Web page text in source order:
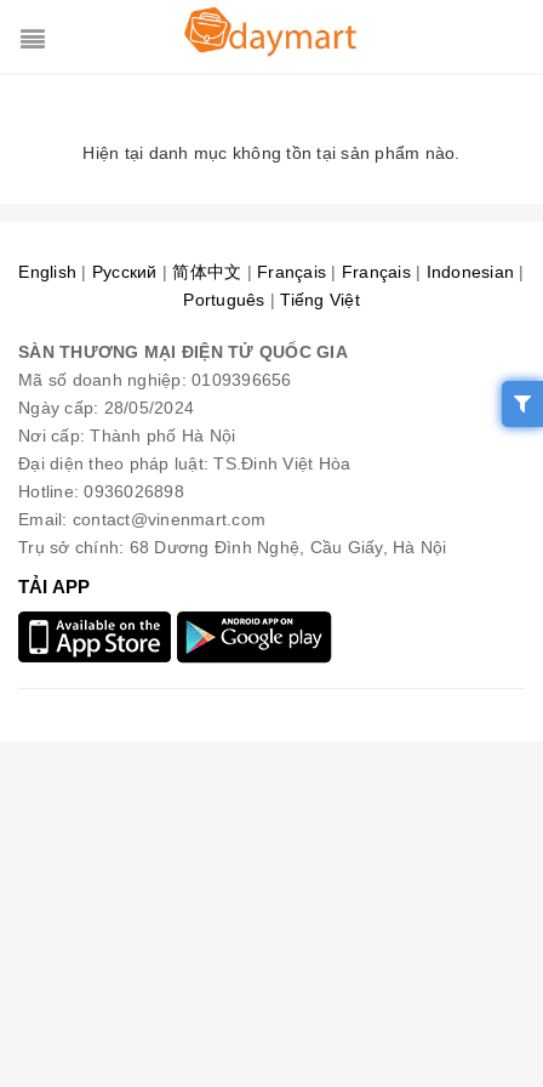
Hiện tại danh mục không tồn tại sản phẩm nào.
English | Pусский |简体中文 | Français | Français| Indonesian |
Português |Tiếng Việt
SÀN THƯƠNG MẠI ĐIỆN TỬ QUỐC GIA
Mã số doanh nghiệp: 0109396656
Ngày cấp: 28/05/2024
Nơi cấp: Thành phố Hà Nội
Đại diện theo pháp luật: TS.Đinh Việt Hòa
Hotline: 0936026898
Email: contact@vinenmart.com
Trụ sở chính: 68 Dương Đình Nghệ, Cầu Giấy, Hà Nội
TẢI APP